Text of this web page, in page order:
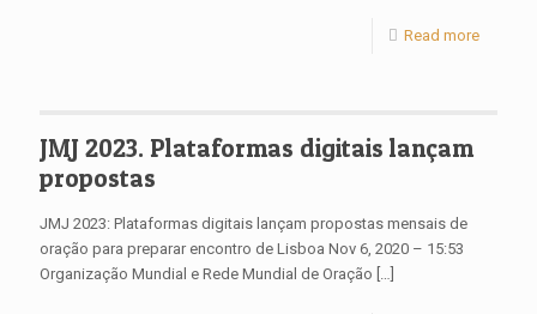
Read more
JMJ 2023. Plataformas digitais lançam
propostas
JMJ 2023: Plataformas digitais lançam propostas mensais de
oração para preparar encontro de Lisboa Nov 6, 2020 – 15:53
Organização Mundial e Rede Mundial de Oração […]